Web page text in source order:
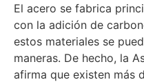
El acero se fabrica
con la adición de
estos materiales se
maneras. De hecho, la
afirma que existen más